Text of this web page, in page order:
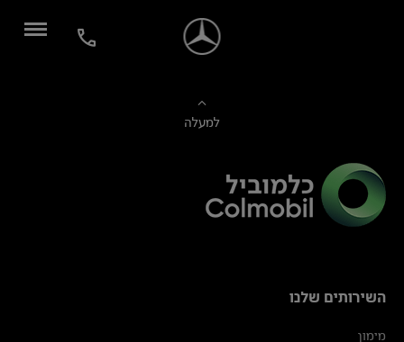
למעלה
השירותים שלנו
מימון